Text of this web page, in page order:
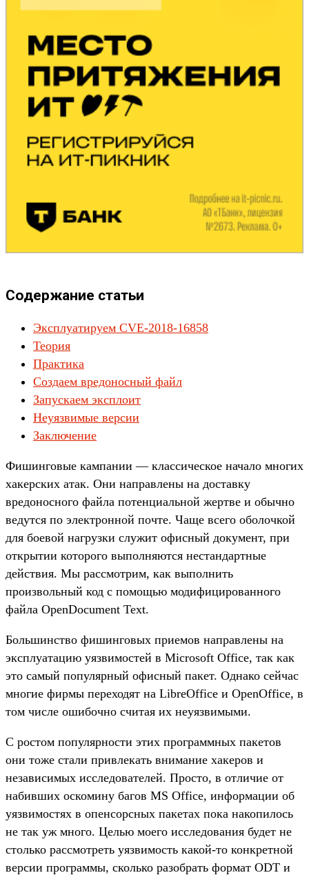
Содержание статьи
Эксплуатируем CVE-2018-16858
Теория
Практика
Создаем вредоносный файл
Запускаем эксплоит
Неуязвимые версии
Заключение
Фишинговые кампании — классическое начало многих
хакерских атак. Они направлены на доставку
вредоносного файла потенциальной жертве и обычно
ведутся по электронной почте. Чаще всего оболочкой
для боевой нагрузки служит офисный документ, при
открытии которого выполняются нестандартные
действия. Мы рассмотрим, как выполнить
произвольный код с помощью модифицированного
файла OpenDocument Text.
Большинство фишинговых приемов направлены на
эксплуатацию уязвимостей в Microsoft Office, так как
это самый популярный офисный пакет. Однако сейчас
многие фирмы переходят на LibreOffice и OpenOffice, в
том числе ошибочно считая их неуязвимыми.
С ростом популярности этих программных пакетов
они тоже стали привлекать внимание хакеров и
независимых исследователей. Просто, в отличие от
набивших оскомину багов MS Office, информации об
уязвимостях в опенсорсных пакетах пока накопилось
не так уж много. Целью моего исследования будет не
столько рассмотреть уязвимость какой-то конкретной
версии программы, сколько разобрать формат ODT и